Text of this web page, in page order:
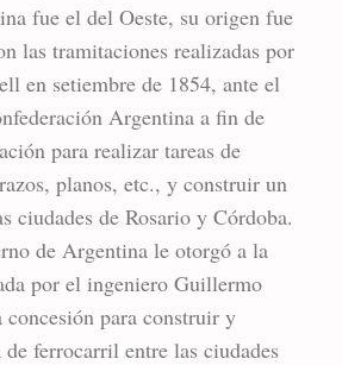
fue el del Oeste, su origen fue
las tramitaciones realizadas por
en setiembre de 1854, ante el
Argentina a fin de
para realizar tareas de
planos, etc., y construir un
ciudades de Rosario y Córdoba.
de Argentina le otorgó a la
por el ingeniero Guillermo
para construir y
ferrocarril entre las ciudades